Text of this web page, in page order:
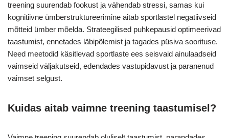
treening suurendab fookust ja vähendab stressi, samas kui
kognitiivne ümberstruktureerimine aitab sportlastel negatiivseid
mõtteid ümber mõelda. Strateegilised puhkepausid optimeerivad
taastumist, ennetades läbipõlemist ja tagades püsiva soorituse.
Need meetodid käsitlevad sportlaste ees seisvaid ainulaadseid
vaimseid väljakutseid, edendades vastupidavust ja paranenud
vaimset selgust.
Kuidas aitab vaimne treening taastumisel?